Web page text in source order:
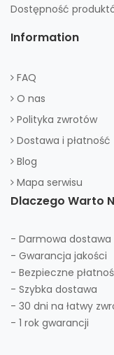
Dostępność
Information
FAQ
O nas
Polityka zwrotów
Dostawa i płatność
Blog
Mapa serwisu
Dlaczego Warto
- Darmowa dostawa
- Gwarancja jakości
- Bezpieczne
- Szybka dostawa
- 30 dni na łatwy
- 1 rok gwarancji